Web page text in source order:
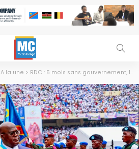
A la une > RDC : 5 mois sans gouvernement, la population en paye le prix